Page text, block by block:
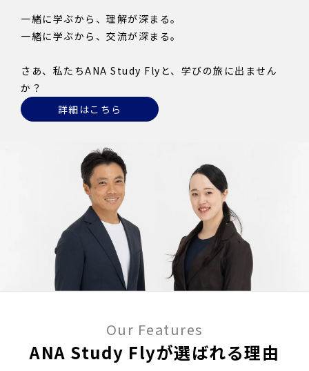
⼀緒に学ぶから、理解が深まる。
⼀緒に学ぶから、交流が深まる。
さあ、私たちANA Study Flyと、学びの旅に出ません
か？
詳細はこちら
Our Features
ANA Study Flyが選ばれる理由